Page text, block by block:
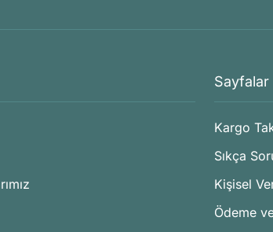
Sayfalar
Kargo
Sıkça
Kişisel
Ödeme